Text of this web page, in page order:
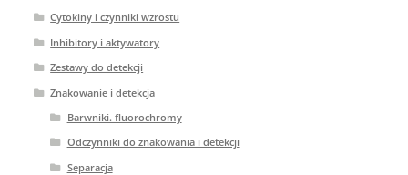
Cytokiny i czynniki wzrostu
Inhibitory i aktywatory
Zestawy do detekcji
Znakowanie i detekcja
Barwniki. fluorochromy
Odczynniki do znakowania i detekcji
Separacja